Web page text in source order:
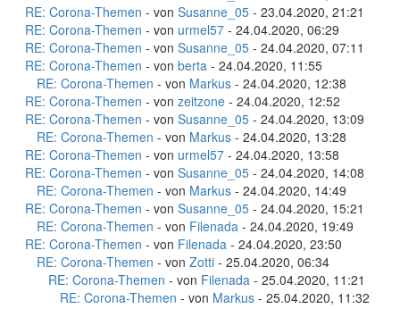
RE: Corona-Themen - von Susanne_05 - 23.04.2020, 21:21
RE: Corona-Themen - von urmel57 - 24.04.2020, 06:29
RE: Corona-Themen - von Susanne_05 - 24.04.2020, 07:11
RE: Corona-Themen - von berta - 24.04.2020, 11:55
RE: Corona-Themen - von Markus - 24.04.2020, 12:38
RE: Corona-Themen - von zeitzone - 24.04.2020, 12:52
RE: Corona-Themen - von Susanne_05 - 24.04.2020, 13:09
RE: Corona-Themen - von Markus - 24.04.2020, 13:28
RE: Corona-Themen - von urmel57 - 24.04.2020, 13:58
RE: Corona-Themen - von Susanne_05 - 24.04.2020, 14:08
RE: Corona-Themen - von Markus - 24.04.2020, 14:49
RE: Corona-Themen - von Susanne_05 - 24.04.2020, 15:21
RE: Corona-Themen - von Filenada - 24.04.2020, 19:49
RE: Corona-Themen - von Filenada - 24.04.2020, 23:50
RE: Corona-Themen - von Zotti - 25.04.2020, 06:34
RE: Corona-Themen - von Filenada - 25.04.2020, 11:21
RE: Corona-Themen - von Markus - 25.04.2020, 11:32